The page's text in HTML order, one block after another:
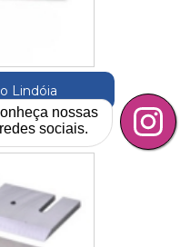
Lindóia
nossas
redes sociais.